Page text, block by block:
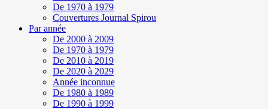
De 1970 à 1979
Couvertures Journal Spirou
Par année
De 2000 à 2009
De 1970 à 1979
De 2010 à 2019
De 2020 à 2029
Année inconnue
De 1980 à 1989
De 1990 à 1999